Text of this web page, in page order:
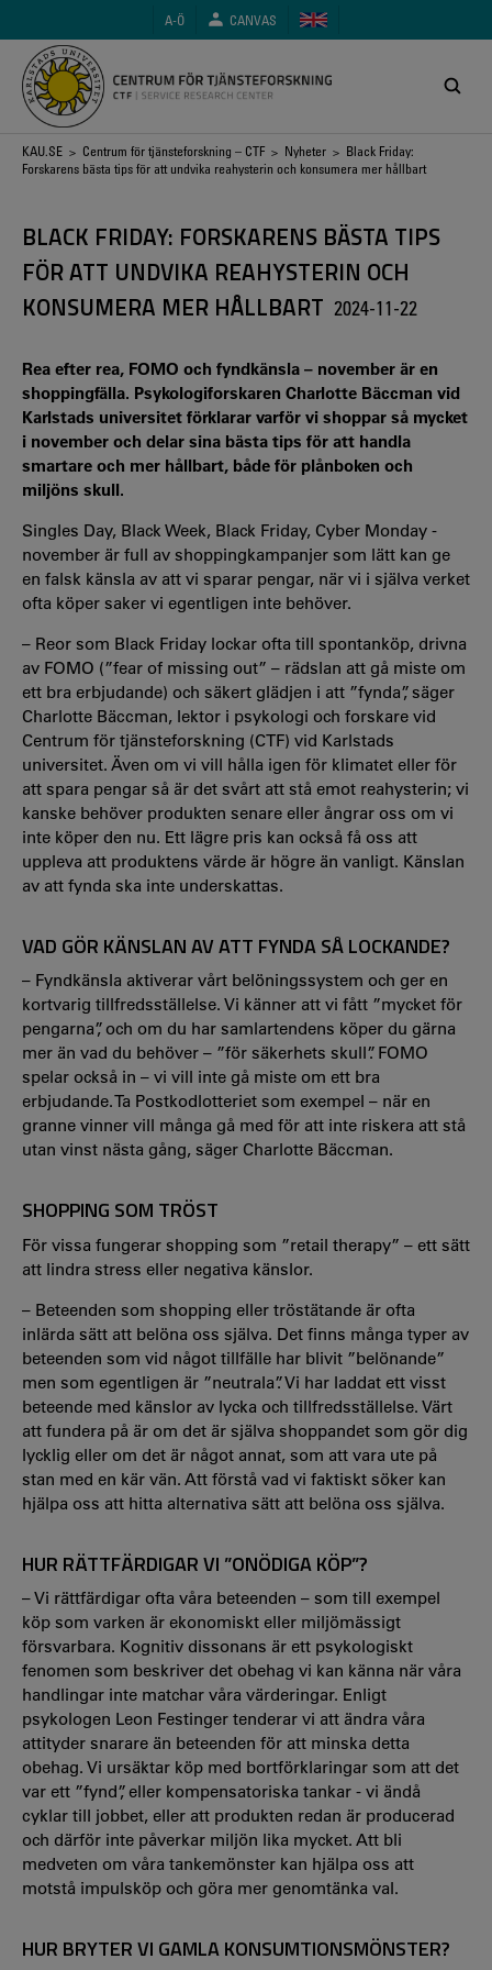
huvudinnehåll
A-Ö CANVAS
Länkstig
KAU.SE > Centrum för tjänsteforskning – CTF > Nyheter > Black Friday:
Forskarens bästa tips för att undvika reahysterin och konsumera mer hållbart
BLACK FRIDAY: FORSKARENS BÄSTA TIPS
FÖR ATT UNDVIKA REAHYSTERIN OCH
KONSUMERA MER HÅLLBART 2024-11-22
Rea efter rea, FOMO och fyndkänsla – november är en
shoppingfälla. Psykologiforskaren Charlotte Bäccman vid
Karlstads universitet förklarar varför vi shoppar så mycket
i november och delar sina bästa tips för att handla
smartare och mer hållbart, både för plånboken och
miljöns skull.
Singles Day, Black Week, Black Friday, Cyber Monday -
november är full av shoppingkampanjer som lätt kan ge
en falsk känsla av att vi sparar pengar, när vi i själva verket
ofta köper saker vi egentligen inte behöver.
– Reor som Black Friday lockar ofta till spontanköp, drivna
av FOMO (”fear of missing out” – rädslan att gå miste om
ett bra erbjudande) och säkert glädjen i att ”fynda”, säger
Charlotte Bäccman, lektor i psykologi och forskare vid
Centrum för tjänsteforskning (CTF) vid Karlstads
universitet. Även om vi vill hålla igen för klimatet eller för
att spara pengar så är det svårt att stå emot reahysterin; vi
kanske behöver produkten senare eller ångrar oss om vi
inte köper den nu. Ett lägre pris kan också få oss att
uppleva att produktens värde är högre än vanligt. Känslan
av att fynda ska inte underskattas.
VAD GÖR KÄNSLAN AV ATT FYNDA SÅ LOCKANDE?
– Fyndkänsla aktiverar vårt belöningssystem och ger en
kortvarig tillfredsställelse. Vi känner att vi fått ”mycket för
pengarna”, och om du har samlartendens köper du gärna
mer än vad du behöver – ”för säkerhets skull”. FOMO
spelar också in – vi vill inte gå miste om ett bra
erbjudande. Ta Postkodlotteriet som exempel – när en
granne vinner vill många gå med för att inte riskera att stå
utan vinst nästa gång, säger Charlotte Bäccman.
SHOPPING SOM TRÖST
För vissa fungerar shopping som ”retail therapy” – ett sätt
att lindra stress eller negativa känslor.
– Beteenden som shopping eller tröstätande är ofta
inlärda sätt att belöna oss själva. Det finns många typer av
beteenden som vid något tillfälle har blivit ”belönande”
men som egentligen är ”neutrala”. Vi har laddat ett visst
beteende med känslor av lycka och tillfredsställelse. Värt
att fundera på är om det är själva shoppandet som gör dig
lycklig eller om det är något annat, som att vara ute på
stan med en kär vän. Att förstå vad vi faktiskt söker kan
hjälpa oss att hitta alternativa sätt att belöna oss själva.
HUR RÄTTFÄRDIGAR VI ”ONÖDIGA KÖP”?
– Vi rättfärdigar ofta våra beteenden – som till exempel
köp som varken är ekonomiskt eller miljömässigt
försvarbara. Kognitiv dissonans är ett psykologiskt
fenomen som beskriver det obehag vi kan känna när våra
handlingar inte matchar våra värderingar. Enligt
psykologen Leon Festinger tenderar vi att ändra våra
attityder snarare än beteenden för att minska detta
obehag. Vi ursäktar köp med bortförklaringar som att det
var ett ”fynd”, eller kompensatoriska tankar - vi ändå
cyklar till jobbet, eller att produkten redan är producerad
och därför inte påverkar miljön lika mycket. Att bli
medveten om våra tankemönster kan hjälpa oss att
motstå impulsköp och göra mer genomtänka val.
HUR BRYTER VI GAMLA KONSUMTIONSMÖNSTER?